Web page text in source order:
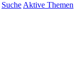
SucheAktive Themen